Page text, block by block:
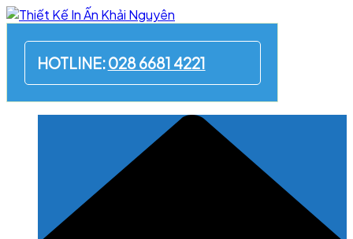
Skip
content
HOTLINE:028 6681 4221